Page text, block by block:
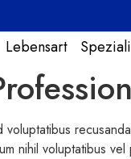
Lebensart
voluptatibus
nihil voluptatibus